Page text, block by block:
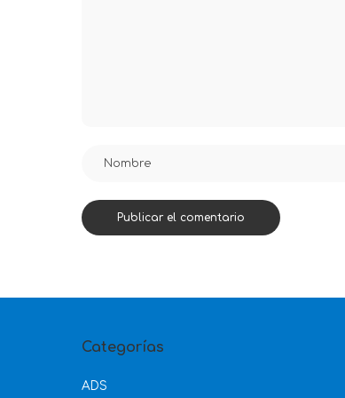
Categorías
ADS